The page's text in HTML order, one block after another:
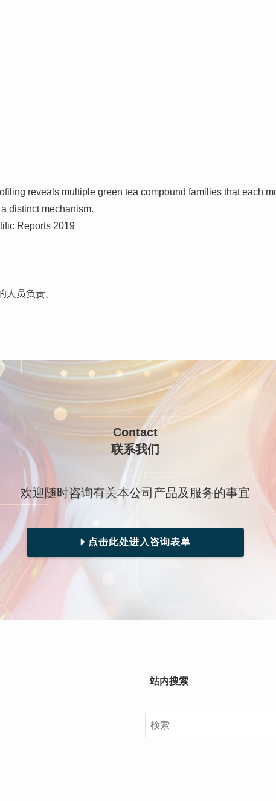
reveals multiple green tea compound families that each
distinct mechanism.
Reports 2019
员负责。
Contact
联系我们
欢迎随时咨询有关本公司产品及服务的事宜
点击此处进入咨询表单
站内搜索